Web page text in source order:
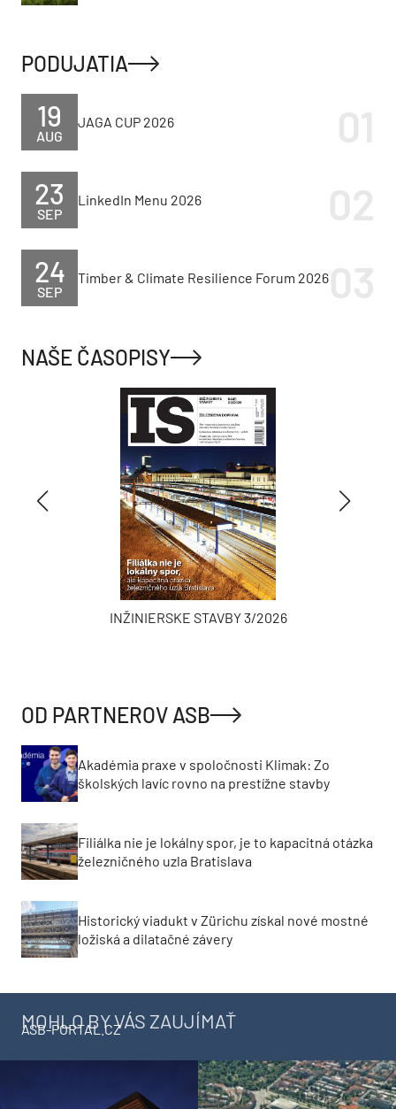
PODUJATIA
AUG
19 JAGA CUP 2026
SEP
23 LinkedIn Menu 2026
SEP
24 Timber & Climate Resilience Forum 2026
NAŠE ČASOPISY
INŽINIERSKE STAVBY 3/2026
OD PARTNEROV ASB
Akadémia praxe v spoločnosti Klimak: Zo
školských lavíc rovno na prestížne stavby
Filiálka nie je lokálny spor, je to kapacitná otázka
železničného uzla Bratislava
Historický viadukt v Zürichu získal nové mostné
ložiská a dilatačné závery
MOHLO BY VÁS ZAUJÍMAŤ
ASB-PORTAL.CZ